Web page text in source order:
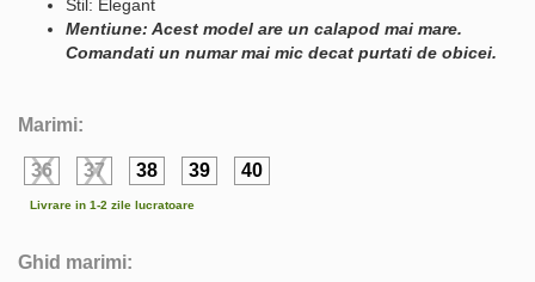
Stil: Elegant
Mentiune: Acest model are un calapod mai mare.
Comandati un numar mai mic decat purtati de obicei.
Marimi:
36 37 38 39 40
Livrare in 1-2 zile lucratoare
Ghid marimi: